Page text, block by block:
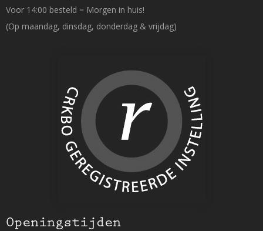
Voor 14:00 besteld = Morgen in huis!
(Op maandag, dinsdag, donderdag & vrijdag)
Openingstijden